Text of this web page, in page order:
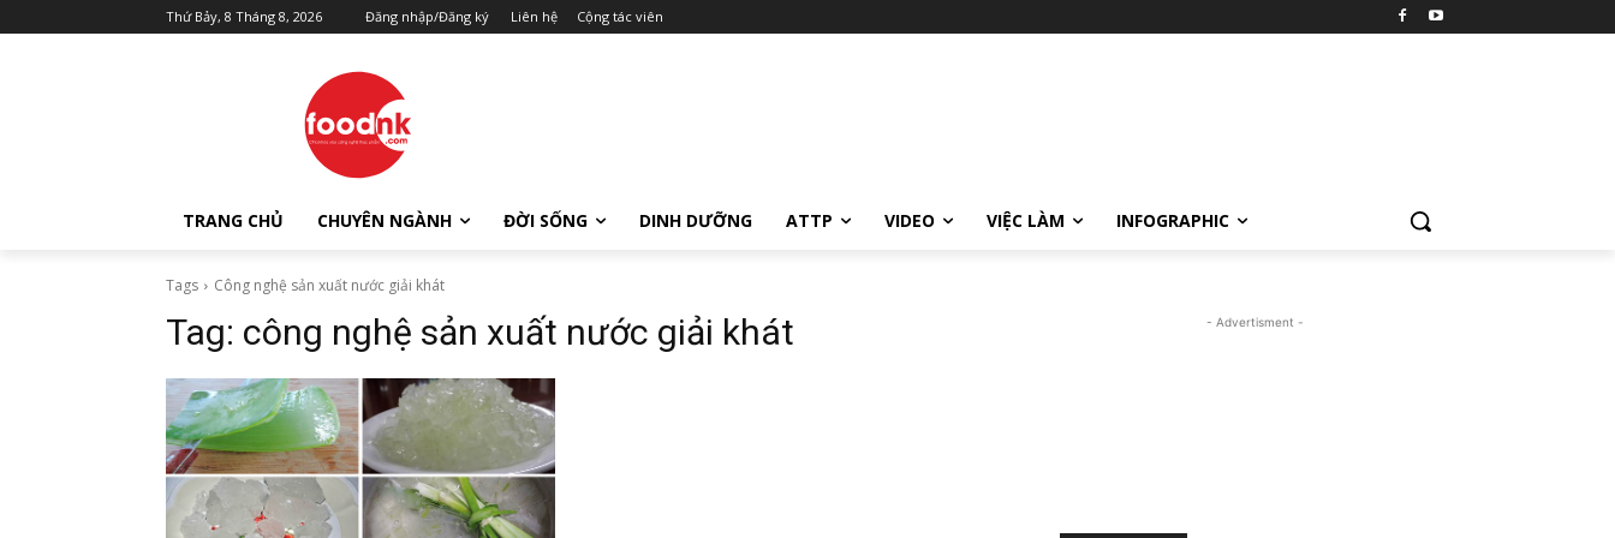
Thứ Bảy, 8 Tháng 8, 2026 Đăng nhập/Đăng ký Liên hệ Cộng tác viên
TRANG CHỦ CHUYÊN NGÀNH ĐỜI SỐNG DINH DƯỠNG ATTP VIDEO VIỆC LÀM INFOGRAPHIC
Tags Công nghệ sản xuất nước giải khát
Tag: công nghệ sản xuất nước giải khát - Advertisment -